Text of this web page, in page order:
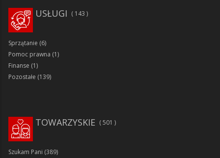
143
USŁUGI
Sprzątanie (6)
Pomoc prawna (1)
Finanse (1)
Pozostałe (139)
TOWARZYSKIE 501
Szukam Pani (389)